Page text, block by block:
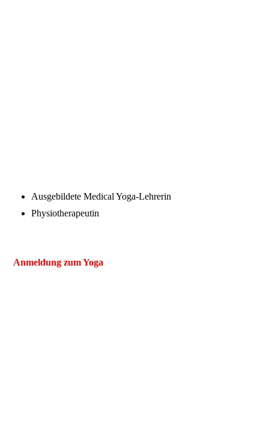
Ausgebildete Medical Yoga-Lehrerin
Physiotherapeutin
Anmeldung zum Yoga